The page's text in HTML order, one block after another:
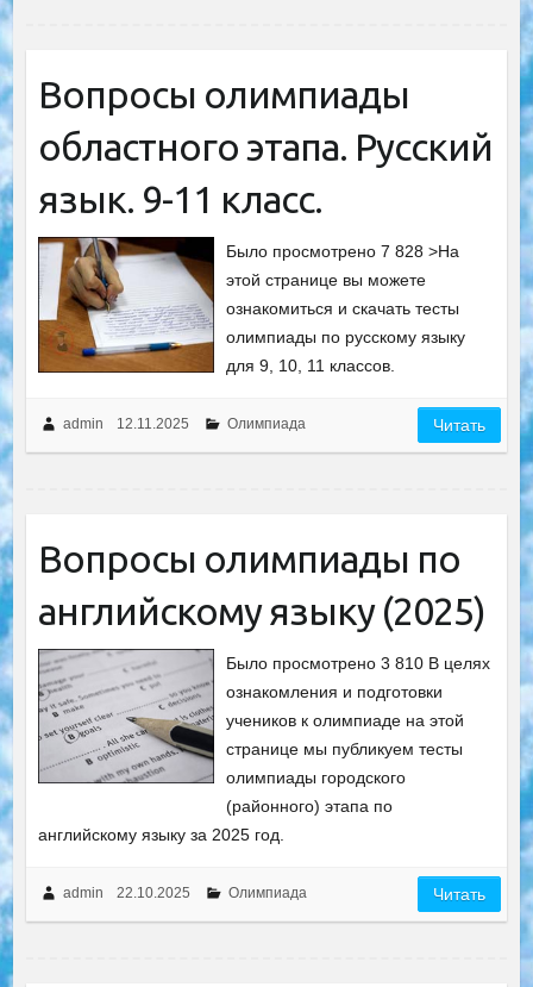
Вопросы олимпиады
областного этапа. Русский
язык. 9-11 класс.
Было просмотрено 7 828 >На
этой странице вы можете
ознакомиться и скачать тесты
олимпиады по русскому языку
для 9, 10, 11 классов.
admin 12.11.2025 Олимпиада Читать
Вопросы олимпиады по
английскому языку (2025)
Было просмотрено 3 810 В целях
ознакомления и подготовки
учеников к олимпиаде на этой
странице мы публикуем тесты
олимпиады городского
(районного) этапа по
английскому языку за 2025 год.
admin 22.10.2025 Олимпиада Читать